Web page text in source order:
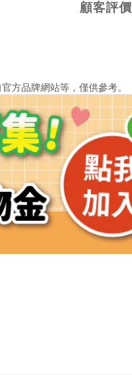
顧客評價
方品牌網站等，僅供參考。